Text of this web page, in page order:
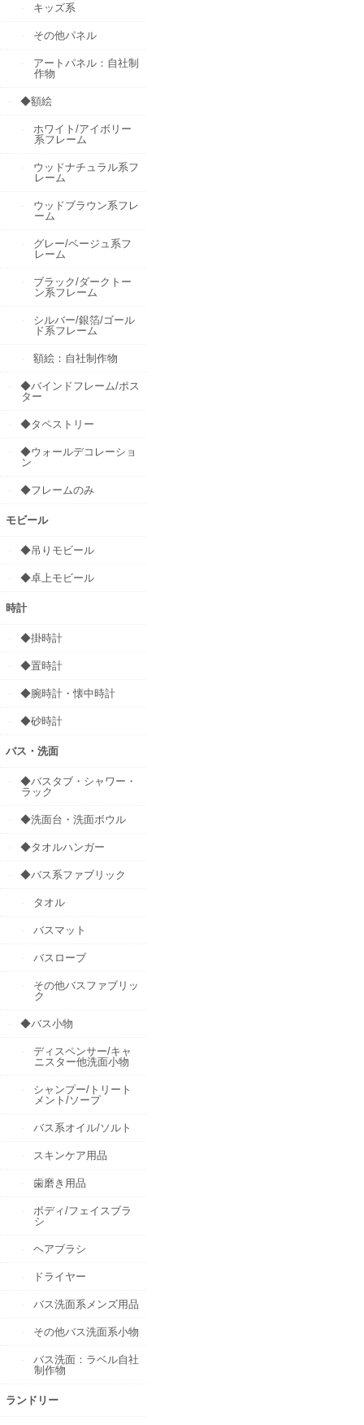
キッズ系
その他パネル
アートパネル：自社制
作物
◆額絵
ホワイト/アイボリー
系フレーム
ウッドナチュラル系フ
レーム
ウッドブラウン系フレ
ーム
グレー/ベージュ系フ
レーム
ブラック/ダークトー
ン系フレーム
シルバー/銀箔/ゴール
ド系フレーム
額絵：自社制作物
◆バインドフレーム/ポス
ター
◆タペストリー
◆ウォールデコレーショ
ン
◆フレームのみ
モビール
◆吊りモビール
◆卓上モビール
時計
◆掛時計
◆置時計
◆腕時計・懐中時計
◆砂時計
バス・洗面
◆バスタブ・シャワー・
ラック
◆洗面台・洗面ボウル
◆タオルハンガー
◆バス系ファブリック
タオル
バスマット
バスローブ
その他バスファブリッ
ク
◆バス小物
ディスペンサー/キャ
ニスター他洗面小物
シャンプー/トリート
メント/ソープ
バス系オイル/ソルト
スキンケア用品
歯磨き用品
ボディ/フェイスブラ
シ
ヘアブラシ
ドライヤー
バス洗面系メンズ用品
その他バス洗面系小物
バス洗面：ラベル自社
制作物
ランドリー